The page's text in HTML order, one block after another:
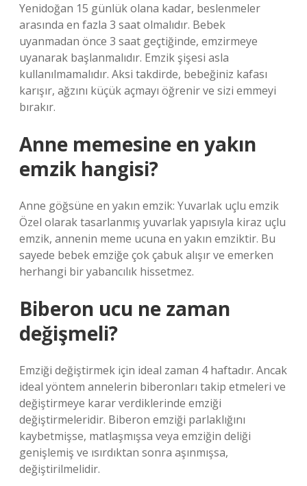
Yenidoğan 15 günlük olana kadar, beslenmeler
arasında en fazla 3 saat olmalıdır. Bebek
uyanmadan önce 3 saat geçtiğinde, emzirmeye
uyanarak başlanmalıdır. Emzik şişesi asla
kullanılmamalıdır. Aksi takdirde, bebeğiniz kafası
karışır, ağzını küçük açmayı öğrenir ve sizi emmeyi
bırakır.
Anne memesine en yakın
emzik hangisi?
Anne göğsüne en yakın emzik: Yuvarlak uçlu emzik
Özel olarak tasarlanmış yuvarlak yapısıyla kiraz uçlu
emzik, annenin meme ucuna en yakın emziktir. Bu
sayede bebek emziğe çok çabuk alışır ve emerken
herhangi bir yabancılık hissetmez.
Biberon ucu ne zaman
değişmeli?
Emziği değiştirmek için ideal zaman 4 haftadır. Ancak
ideal yöntem annelerin biberonları takip etmeleri ve
değiştirmeye karar verdiklerinde emziği
değiştirmeleridir. Biberon emziği parlaklığını
kaybetmişse, matlaşmışsa veya emziğin deliği
genişlemiş ve ısırdıktan sonra aşınmışsa,
değiştirilmelidir.